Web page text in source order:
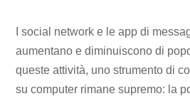
I social network e le app di
aumentano e diminuiscono di
queste attività, uno strumento di
su computer rimane supremo: la